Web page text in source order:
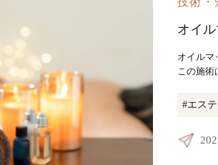
オイ
オイルマ
この施術
#エステ